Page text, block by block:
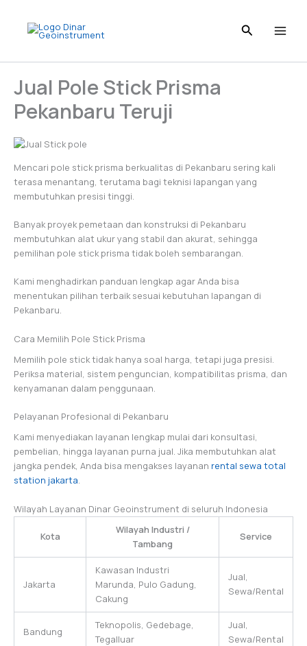
content
s
a
m
n
I
n
k
n
e
s
t
c
o
k
Jual Pole Stick Prisma
Pekanbaru Teruji
Mencari pole stick prisma berkualitas di Pekanbaru sering kali
terasa menantang, terutama bagi teknisi lapangan yang
membutuhkan presisi tinggi.
Banyak proyek pemetaan dan konstruksi di Pekanbaru
membutuhkan alat ukur yang stabil dan akurat, sehingga
pemilihan pole stick prisma tidak boleh sembarangan.
Kami menghadirkan panduan lengkap agar Anda bisa
menentukan pilihan terbaik sesuai kebutuhan lapangan di
Pekanbaru.
Cara Memilih Pole Stick Prisma
Memilih pole stick tidak hanya soal harga, tetapi juga presisi.
Periksa material, sistem penguncian, kompatibilitas prisma, dan
kenyamanan dalam penggunaan.
Pelayanan Profesional di Pekanbaru
Kami menyediakan layanan lengkap mulai dari konsultasi,
pembelian, hingga layanan purna jual. Jika membutuhkan alat
jangka pendek, Anda bisa mengakses layanan rental sewa total
station jakarta.
Wilayah Layanan Dinar Geoinstrument di seluruh Indonesia
Kota
Wilayah Industri /
Tambang
Service
Jakarta
Kawasan Industri
Marunda, Pulo Gadung,
Cakung
Jual,
Sewa/Rental
Bandung
Teknopolis, Gedebage,
Tegalluar
Jual,
Sewa/Rental